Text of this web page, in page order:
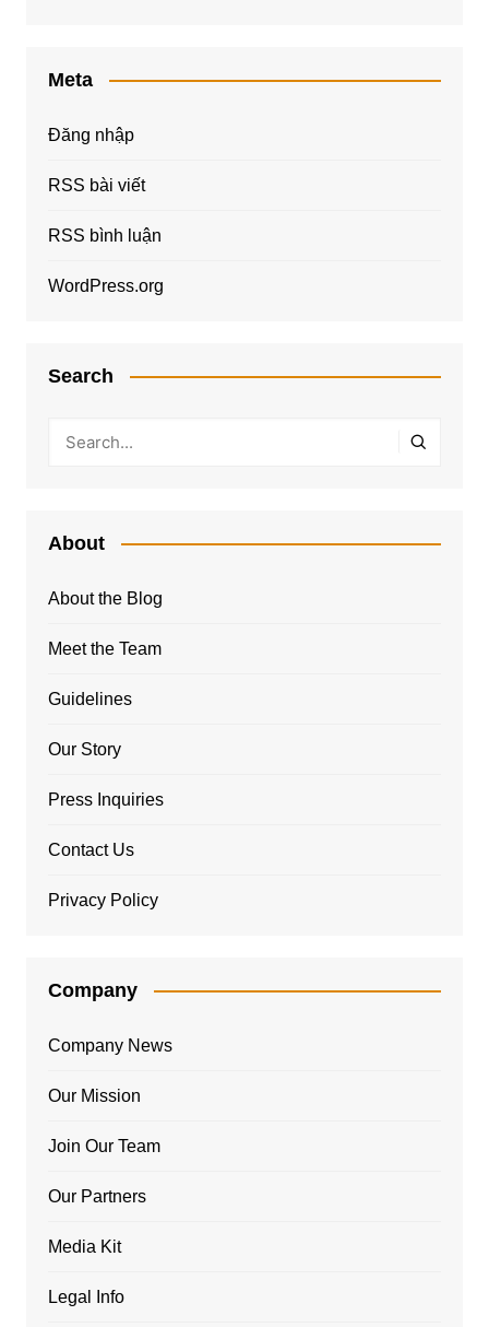
Meta
Đăng nhập
RSS bài viết
RSS bình luận
WordPress.org
Search
About
About the Blog
Meet the Team
Guidelines
Our Story
Press Inquiries
Contact Us
Privacy Policy
Company
Company News
Our Mission
Join Our Team
Our Partners
Media Kit
Legal Info